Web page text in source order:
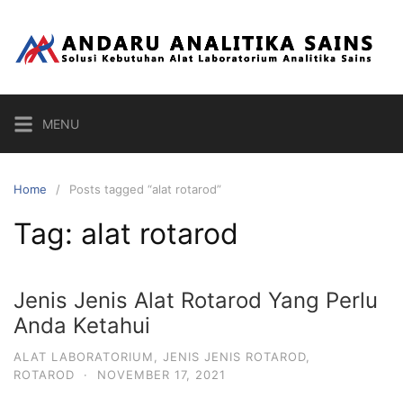
content
MENU
Home Posts tagged “alat rotarod”
Tag: alat rotarod
Jenis Jenis Alat Rotarod Yang Perlu
Anda Ketahui
ALAT LABORATORIUM JENIS JENIS ROTAROD
ROTAROD
· NOVEMBER 17, 2021